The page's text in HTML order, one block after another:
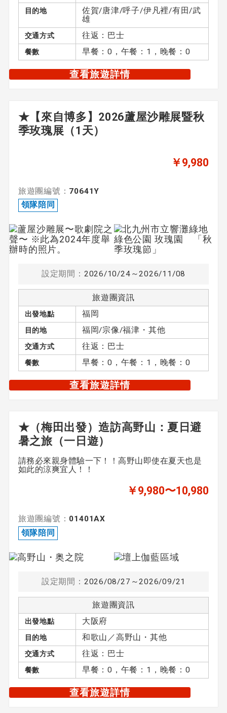
目的地
佐賀/唐津/呼子/伊凡裡/有田/武
雄
交通方式 往返：巴士
餐數 早餐：0，午餐：1，晚餐：0
查看旅遊詳情
★【來自博多】2026蘆屋沙雕展暨秋
季玫瑰展（1天）
￥9,980
旅遊團編號： 70641Y
領隊陪同
設定期間： 2026/10/24～2026/11/08
旅遊團資訊
出發地點 福岡
目的地 福岡/宗像/福津・其他
交通方式 往返：巴士
餐數 早餐：0，午餐：1，晚餐：0
查看旅遊詳情
★（梅田出發）造訪高野山：夏日避
暑之旅（一日遊）
請務必來親身體驗一下！！高野山即使在夏天也是
如此的涼爽宜人！！
￥9,980〜10,980
旅遊團編號： 01401AX
領隊陪同
設定期間： 2026/08/27～2026/09/21
旅遊團資訊
出發地點 大阪府
目的地 和歌山／高野山・其他
交通方式 往返：巴士
餐數 早餐：0，午餐：1，晚餐：0
查看旅遊詳情